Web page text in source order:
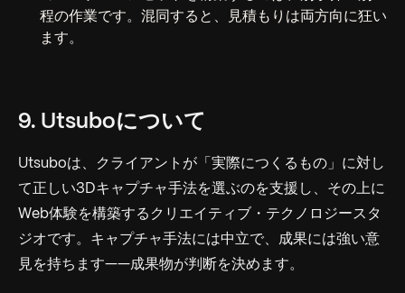
程の作業です。混同すると、見積もりは両方向に狂い
ます。
9. Utsuboについて
Utsuboは、クライアントが「実際につくるもの」に対し
て正しい3Dキャプチャ手法を選ぶのを支援し、その上に
Web体験を構築するクリエイティブ・テクノロジースタ
ジオです。キャプチャ手法には中立で、成果には強い意
見を持ちます——成果物が判断を決めます。